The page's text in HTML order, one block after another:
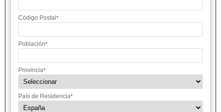
Código Postal *
Población*
Provincia*
País de Residencia*